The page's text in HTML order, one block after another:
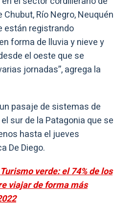
Río Negro, Neuquén
están registrando
forma de lluvia y nieve y
el oeste que se
jornadas”, agrega la
pasaje de sistemas de
sur de la Patagonia que se
hasta el jueves
De Diego.
Turismo verde: el 74% de los
viajar de forma más